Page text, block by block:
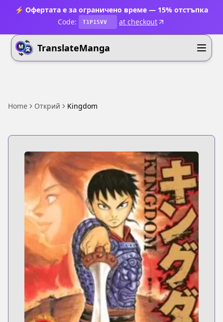
⚡ Офертата е за ограничено време — 15% отстъпка
Code:
T1P15VV at checkout
TranslateManga
Home Открий Kingdom